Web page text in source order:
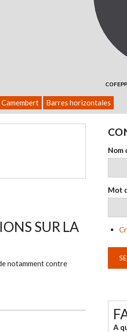
COFEPP
COFEPP
Camembert Barres horizontales
SUR LA
notamment contre
Nom
Mot
A